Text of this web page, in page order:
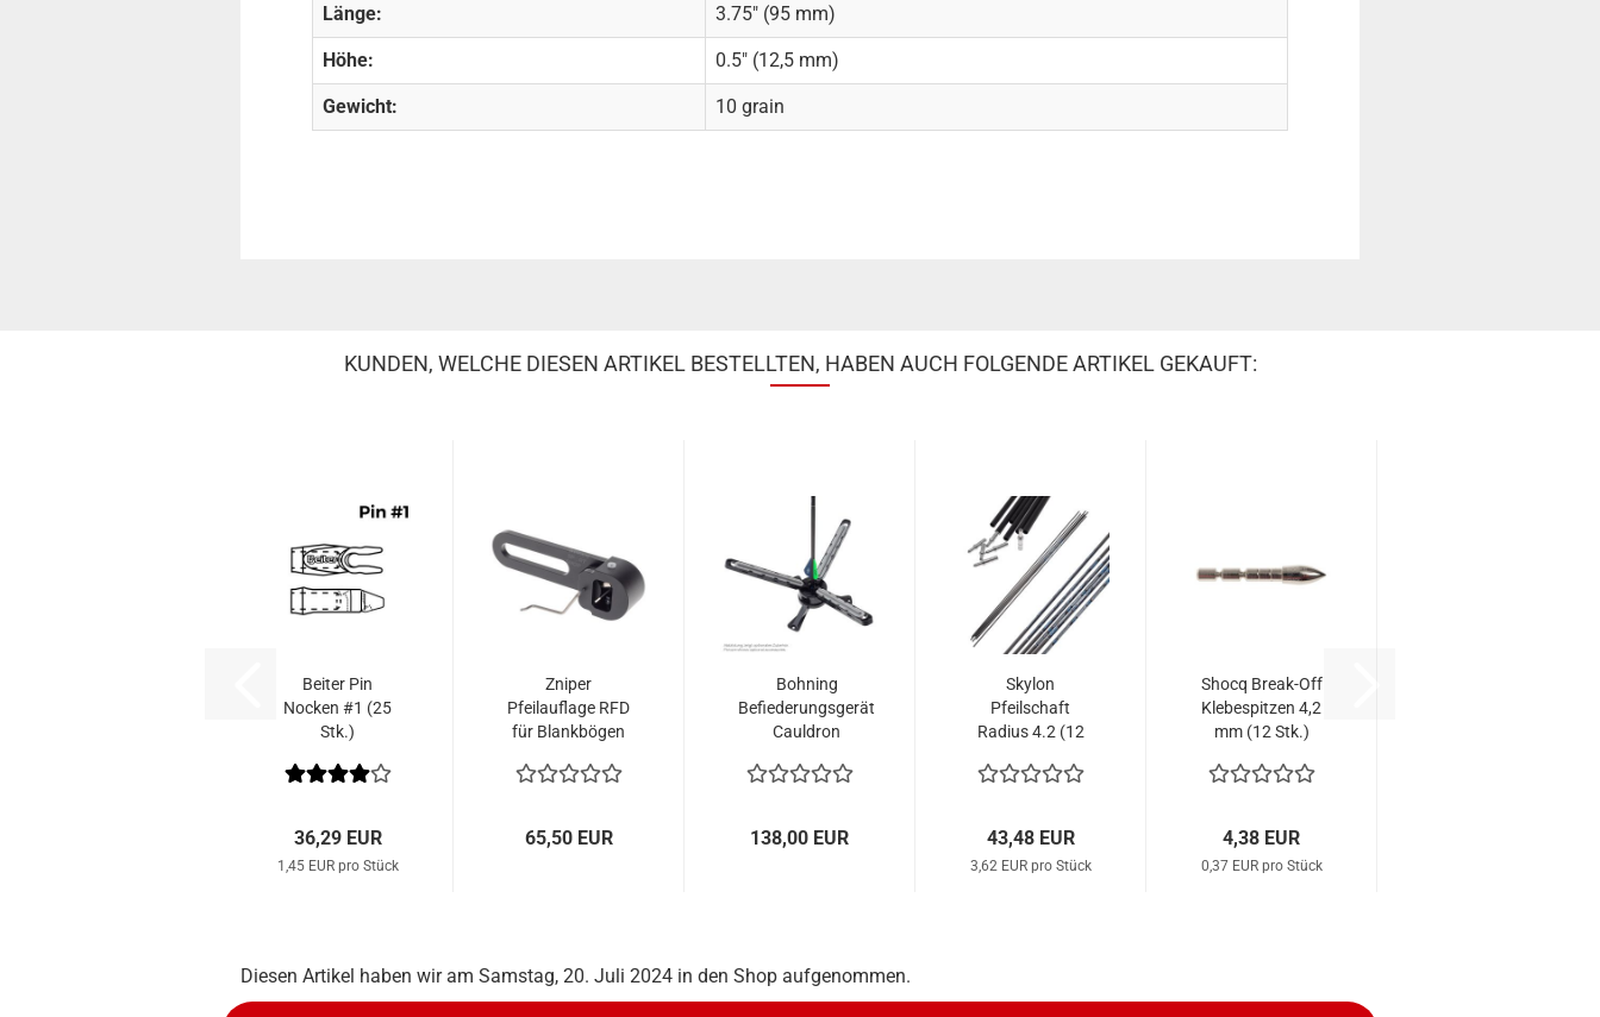
Länge: 3.75" (95 mm)
Höhe: 0.5" (12,5 mm)
Gewicht: 10 grain
KUNDEN, WELCHE DIESEN ARTIKEL BESTELLTEN, HABEN AUCH FOLGENDE ARTIKEL GEKAUFT:
Beiter Pin
Nocken #1 (25
Stk.)
36,29 EUR
1,45 EUR pro Stück
Zniper
Pfeilauflage RFD
für Blankbögen
65,50 EUR
Bohning
Befiederungsgerät
Cauldron
138,00 EUR
Skylon
Pfeilschaft
Radius 4.2 (12
43,48 EUR
3,62 EUR pro Stück
Shocq Break-Off
Klebespitzen 4,2
mm (12 Stk.)
4,38 EUR
0,37 EUR pro Stück
Diesen Artikel haben wir am Samstag, 20. Juli 2024 in den Shop aufgenommen.